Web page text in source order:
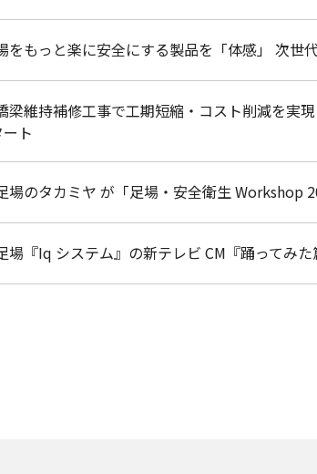
をもっと楽に安全にする製品を「体感」 次世
梁維持補修工事で工期短縮・コスト削減を実
ト
場のタカミヤ が「足場・安全衛生 Workshop
場『Iq システム』の新テレビ CM『踊ってみ